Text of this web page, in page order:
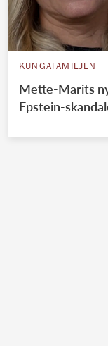
KUNGAFAMILJEN
Mette-Marits
Epstein-